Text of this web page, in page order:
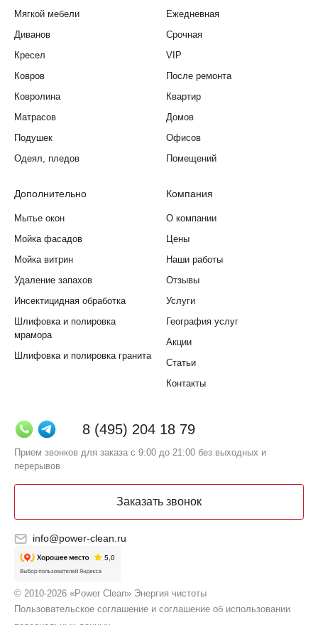
8 (495) 204 18 79
Прием звонков для заказа с 9:00 до 21:00 без выходных и
перерывов
Заказать звонок
info@power-clean.ru
© 2010-2026 «Power Clean» Энергия чистоты
Пользовательское соглашение и соглашение об использовании
Мягкой мебели
Диванов
Кресел
Ковров
Ковролина
Матрасов
Подушек
Одеял, пледов
Ежедневная
Срочная
VIP
После ремонта
Квартир
Домов
Офисов
Помещений
Дополнительно
Мытье окон
Мойка фасадов
Мойка витрин
Удаление запахов
Инсектицидная обработка
Шлифовка и полировка
мрамора
Шлифовка и полировка гранита
Компания
О компании
Цены
Наши работы
Отзывы
Услуги
География услуг
Акции
Статьи
Контакты